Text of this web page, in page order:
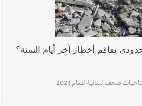
يفاقم أخطار آخر أيام السنة؟
صحف لبنانية للعام 2023